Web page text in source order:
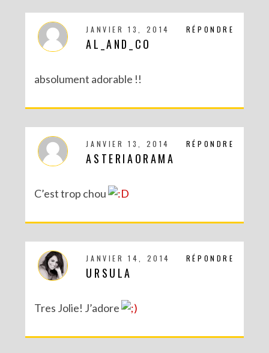
RECETTES ET CRÉATIONS POUR DES FÊTES RÉUSSIES – CONCOURS
RÉPONDRE
JANVIER 13, 2014
AL_AND_CO
absolument adorable !!
RÉPONDRE
JANVIER 13, 2014
ASTERIAORAMA
C’est trop chou
RÉPONDRE
JANVIER 14, 2014
URSULA
Tres Jolie! J’adore